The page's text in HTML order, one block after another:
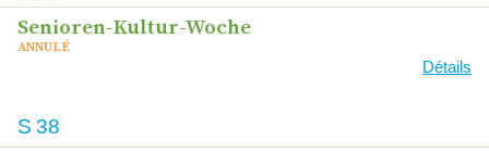
Senioren-Kultur-Woche
ANNULÉ
Détails
S 38